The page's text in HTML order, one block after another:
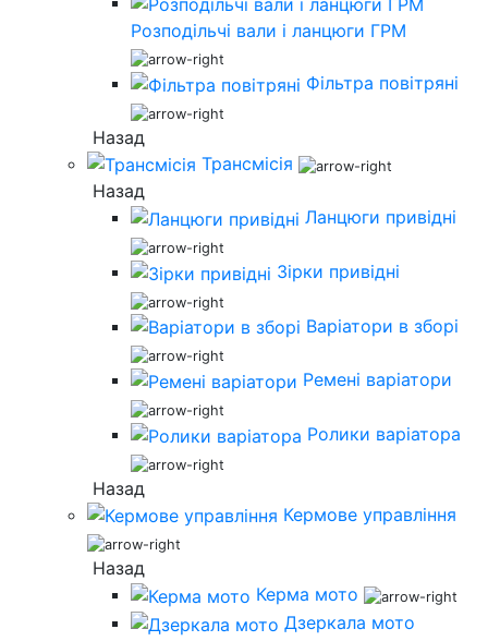
Розподільчі вали і ланцюги ГРМ
Фільтра повітряні
Назад
Трансмісія
Назад
Ланцюги привідні
Зірки привідні
Варіатори в зборі
Ремені варіатори
Ролики варіатора
Назад
Кермове управління
Назад
Керма мото
Дзеркала мото